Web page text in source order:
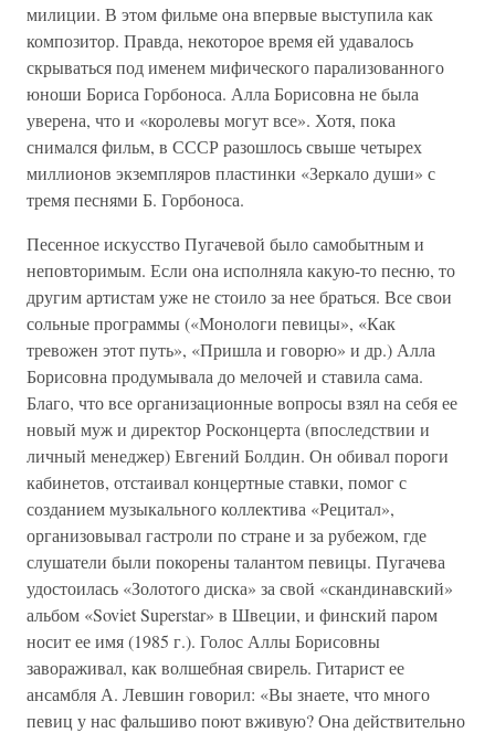
милиции. В этом фильме она впервые выступила как
композитор. Правда, некоторое время ей удавалось
скрываться под именем мифического парализованного
юноши Бориса Горбоноса. Алла Борисовна не была
уверена, что и «королевы могут все». Хотя, пока
снимался фильм, в СССР разошлось свыше четырех
миллионов экземпляров пластинки «Зеркало души» с
тремя песнями Б. Горбоноса.
Песенное искусство Пугачевой было самобытным и
неповторимым. Если она исполняла какую-то песню, то
другим артистам уже не стоило за нее браться. Все свои
сольные программы («Монологи певицы», «Как
тревожен этот путь», «Пришла и говорю» и др.) Алла
Борисовна продумывала до мелочей и ставила сама.
Благо, что все организационные вопросы взял на себя ее
новый муж и директор Росконцерта (впоследствии и
личный менеджер) Евгений Болдин. Он обивал пороги
кабинетов, отстаивал концертные ставки, помог с
созданием музыкального коллектива «Рецитал»,
организовывал гастроли по стране и за рубежом, где
слушатели были покорены талантом певицы. Пугачева
удостоилась «Золотого диска» за свой «скандинавский»
альбом «Soviet Superstar» в Швеции, и финский паром
носит ее имя (1985 г.). Голос Аллы Борисовны
завораживал, как волшебная свирель. Гитарист ее
ансамбля А. Левшин говорил: «Вы знаете, что много
певиц у нас фальшиво поют вживую? Она действительно